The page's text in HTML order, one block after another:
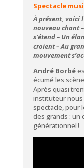
Spectacle
À présent, voici
nouveau chant
s’étend – Un
croient – Au
mouvement
André Borbé
écumé les
Après quasi
instituteur nous
spectacle, pour
des grands : un
générationnel !